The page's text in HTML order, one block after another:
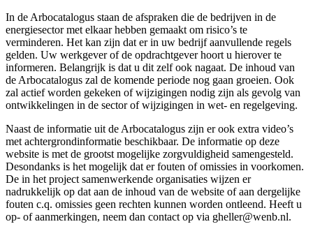
In de Arbocatalogus staan de afspraken die de bedrijven in de
energiesector met elkaar hebben gemaakt om risico’s te
verminderen. Het kan zijn dat er in uw bedrijf aanvullende regels
gelden. Uw werkgever of de opdrachtgever hoort u hierover te
informeren. Belangrijk is dat u dit zelf ook nagaat. De inhoud van
de Arbocatalogus zal de komende periode nog gaan groeien. Ook
zal actief worden gekeken of wijzigingen nodig zijn als gevolg van
ontwikkelingen in de sector of wijzigingen in wet- en regelgeving.
Naast de informatie uit de Arbocatalogus zijn er ook extra video’s
met achtergrondinformatie beschikbaar. De informatie op deze
website is met de grootst mogelijke zorgvuldigheid samengesteld.
Desondanks is het mogelijk dat er fouten of omissies in voorkomen.
De in het project samenwerkende organisaties wijzen er
nadrukkelijk op dat aan de inhoud van de website of aan dergelijke
fouten c.q. omissies geen rechten kunnen worden ontleend. Heeft u
op- of aanmerkingen, neem dan contact op via gheller@wenb.nl.